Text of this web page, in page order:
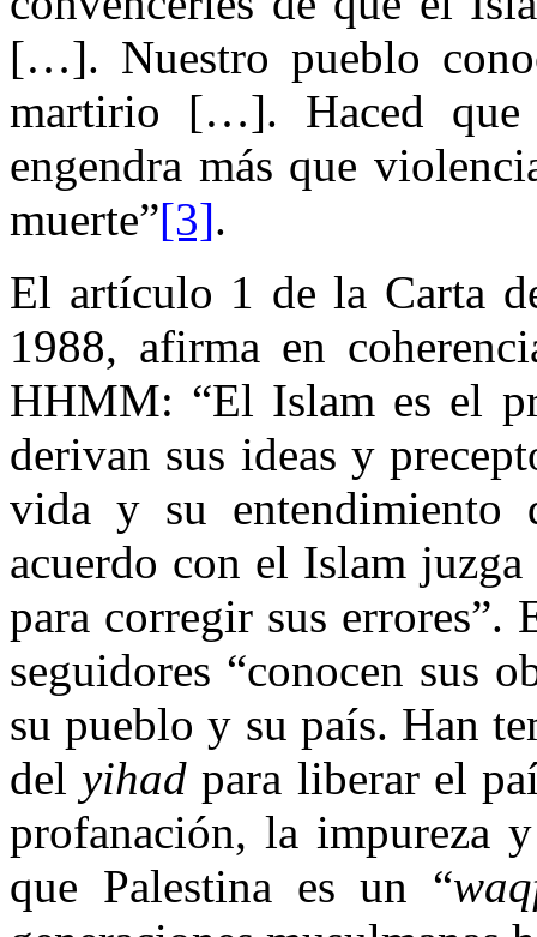
[…]. Nuestro pueblo
martirio […]. Haced que
engendra más que
muerte”[3].
El artículo 1 de la Carta
1988, afirma en
HHMM: “El Islam es el
derivan sus ideas y
vida y su entendimiento
acuerdo con el Islam
para corregir sus errores”.
seguidores “conocen sus
su pueblo y su país. Han
del yihad para liberar el
profanación, la impureza
que Palestina es un “